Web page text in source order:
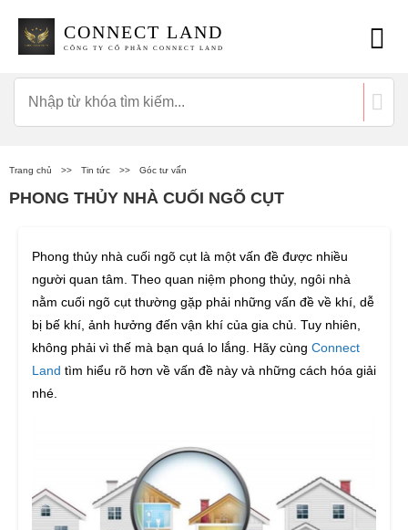
CONNECT LAND
CÔNG TY CỔ PHẦN CONNECT LAND
Trang chủ >> Tin tức >> Góc tư vấn
PHONG THỦY NHÀ CUỐI NGÕ CỤT
Phong thủy nhà cuối ngõ cụt là một vấn đề được nhiều
người quan tâm. Theo quan niệm phong thủy, ngôi nhà
nằm cuối ngõ cụt thường gặp phải những vấn đề về khí, dễ
bị bế khí, ảnh hưởng đến vận khí của gia chủ. Tuy nhiên,
không phải vì thế mà bạn quá lo lắng. Hãy cùng Connect
Land tìm hiểu rõ hơn về vấn đề này và những cách hóa giải
nhé.